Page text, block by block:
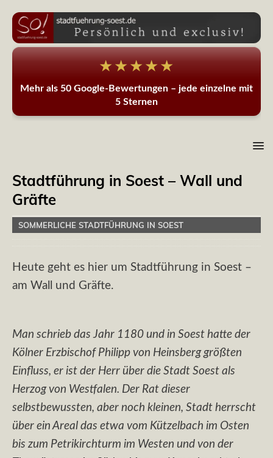
★★★★★
Mehr als 50 Google-Bewertungen – jede einzelne mit
5 Sternen
Stadtführung in Soest – Wall und
Gräfte
SOMMERLICHE STADTFÜHRUNG IN SOEST
Heute geht es hier um Stadtführung in Soest –
am Wall und Gräfte.
Man schrieb das Jahr 1180 und in Soest hatte der
Kölner Erzbischof Philipp von Heinsberg größten
Einfluss, er ist der Herr über die Stadt Soest als
Herzog von Westfalen. Der Rat dieser
selbstbewussten, aber noch kleinen, Stadt herrscht
über ein Areal das etwa vom Kützelbach im Osten
bis zum Petrikirchturm im Westen und von der